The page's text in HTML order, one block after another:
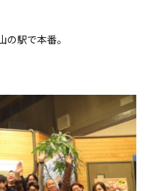
の駅で本番。